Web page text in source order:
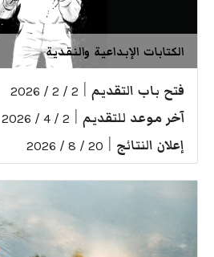
الكتابات الإبداعية والنقدية
فتح باب التقديم 2 / 2 / 2026
آخر موعد للتقديم 2 / 4 / 2026
إعلان النتائج 20 / 8 / 2026